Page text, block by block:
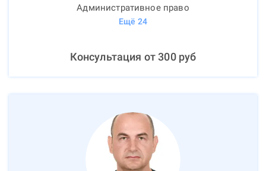
Административное право
Ещё 24
Консультация от300руб